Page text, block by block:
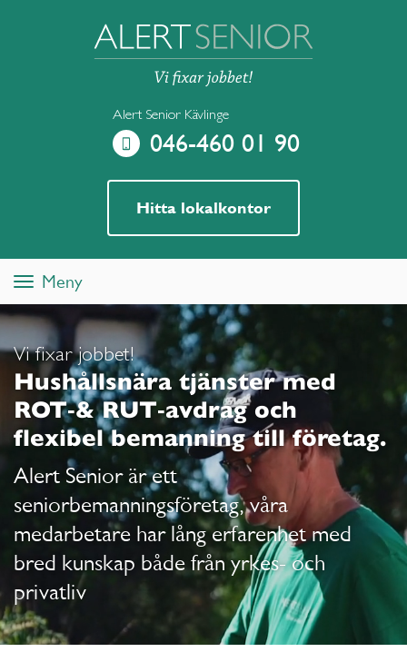
Alert Senior Kävlinge
046-460 01 90
Hitta lokalkontor
Toggle
navigation
Meny
Vi fixar jobbet!
Hushållsnära tjänster med
ROT‑& RUT‑avdrag och
flexibel bemanning till företag.
Alert Senior är ett
seniorbemanningsföretag, våra
medarbetare har lång erfarenhet med
bred kunskap både från yrkes- och
privatliv